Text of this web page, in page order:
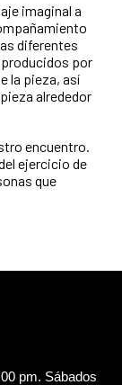
imaginal a
diferentes
por
la pieza, así
alrededor
encuentro.
ejercicio de
que
pm. Sábados